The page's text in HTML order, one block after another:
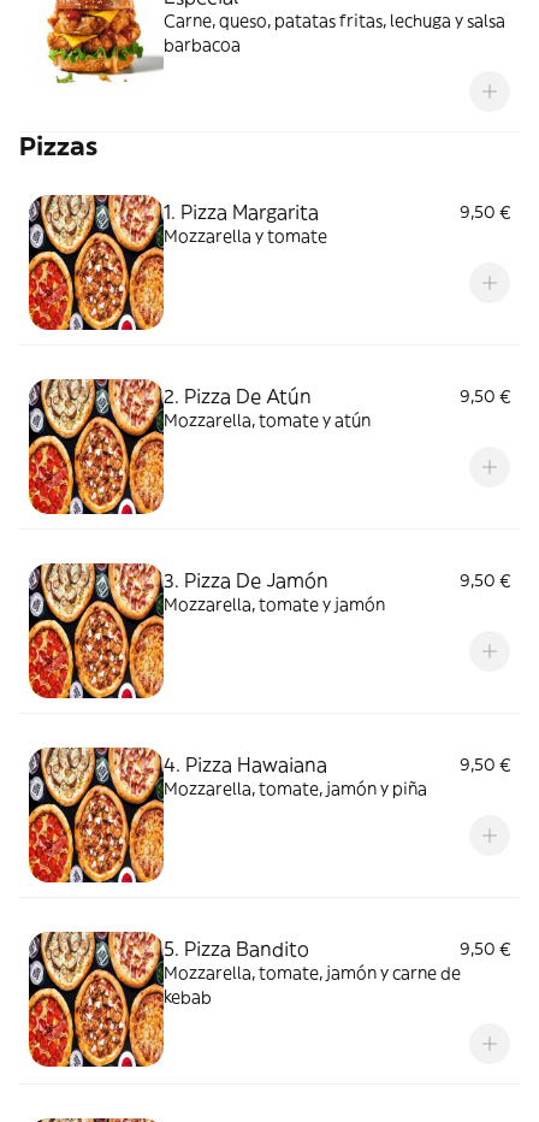
Carne, queso, patatas fritas, lechuga y salsa
barbacoa
Pizzas
1. Pizza Margarita
9,50 €
Mozzarella y tomate
2. Pizza De Atún
9,50 €
Mozzarella, tomate y atún
3. Pizza De Jamón
9,50 €
Mozzarella, tomate y jamón
4. Pizza Hawaiana
9,50 €
Mozzarella, tomate, jamón y piña
5. Pizza Bandito
9,50 €
Mozzarella, tomate, jamón y carne de
kebab